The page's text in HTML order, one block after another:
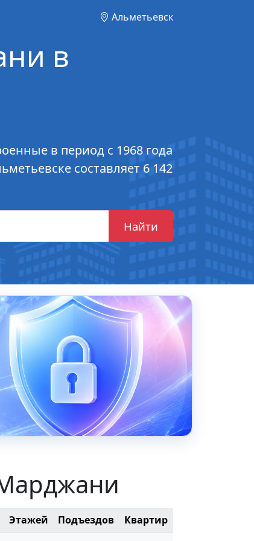
Альметьевск
в
в период с 1968 года
составляет 6 142
Найти
Этажей Подъездов
Квартир